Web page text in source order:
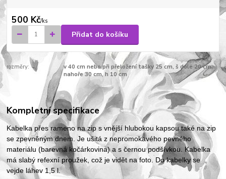
500 Kč/ks
Přidat do košíku
rozměry:
v 40 cm nebo při přeložení tašky 25 cm, š dole 20 cm,
nahoře 30 cm, h 10 cm
Kompletní specifikace
Kabelka přes rameno na zip s vnější hlubokou kapsou také na zip
se zpevněným dnem. Je ušitá z nepromokavého pevného
materiálu (barevná kočárkovina) a s černou podšívkou. Kabelka
má slabý refexní proužek, což je vidět na foto. Do kabelky se
vejde láhev 1,5 l.